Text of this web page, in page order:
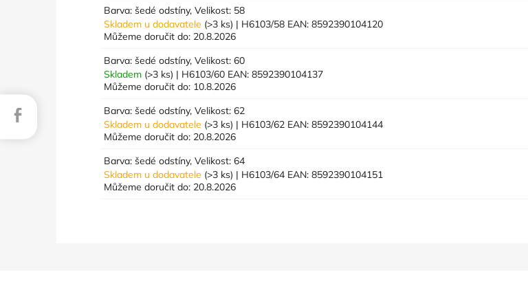
Barva: šedé odstíny, Velikost: 58
Skladem u dodavatele (>3 ks) | H6103/58 EAN: 8592390104120
Můžeme doručit do: 20.8.2026
Barva: šedé odstíny, Velikost: 60
Skladem (>3 ks) | H6103/60 EAN: 8592390104137
Můžeme doručit do: 10.8.2026
Barva: šedé odstíny, Velikost: 62
Skladem u dodavatele (>3 ks) | H6103/62 EAN: 8592390104144
Můžeme doručit do: 20.8.2026
Barva: šedé odstíny, Velikost: 64
Skladem u dodavatele (>3 ks) | H6103/64 EAN: 8592390104151
Můžeme doručit do: 20.8.2026